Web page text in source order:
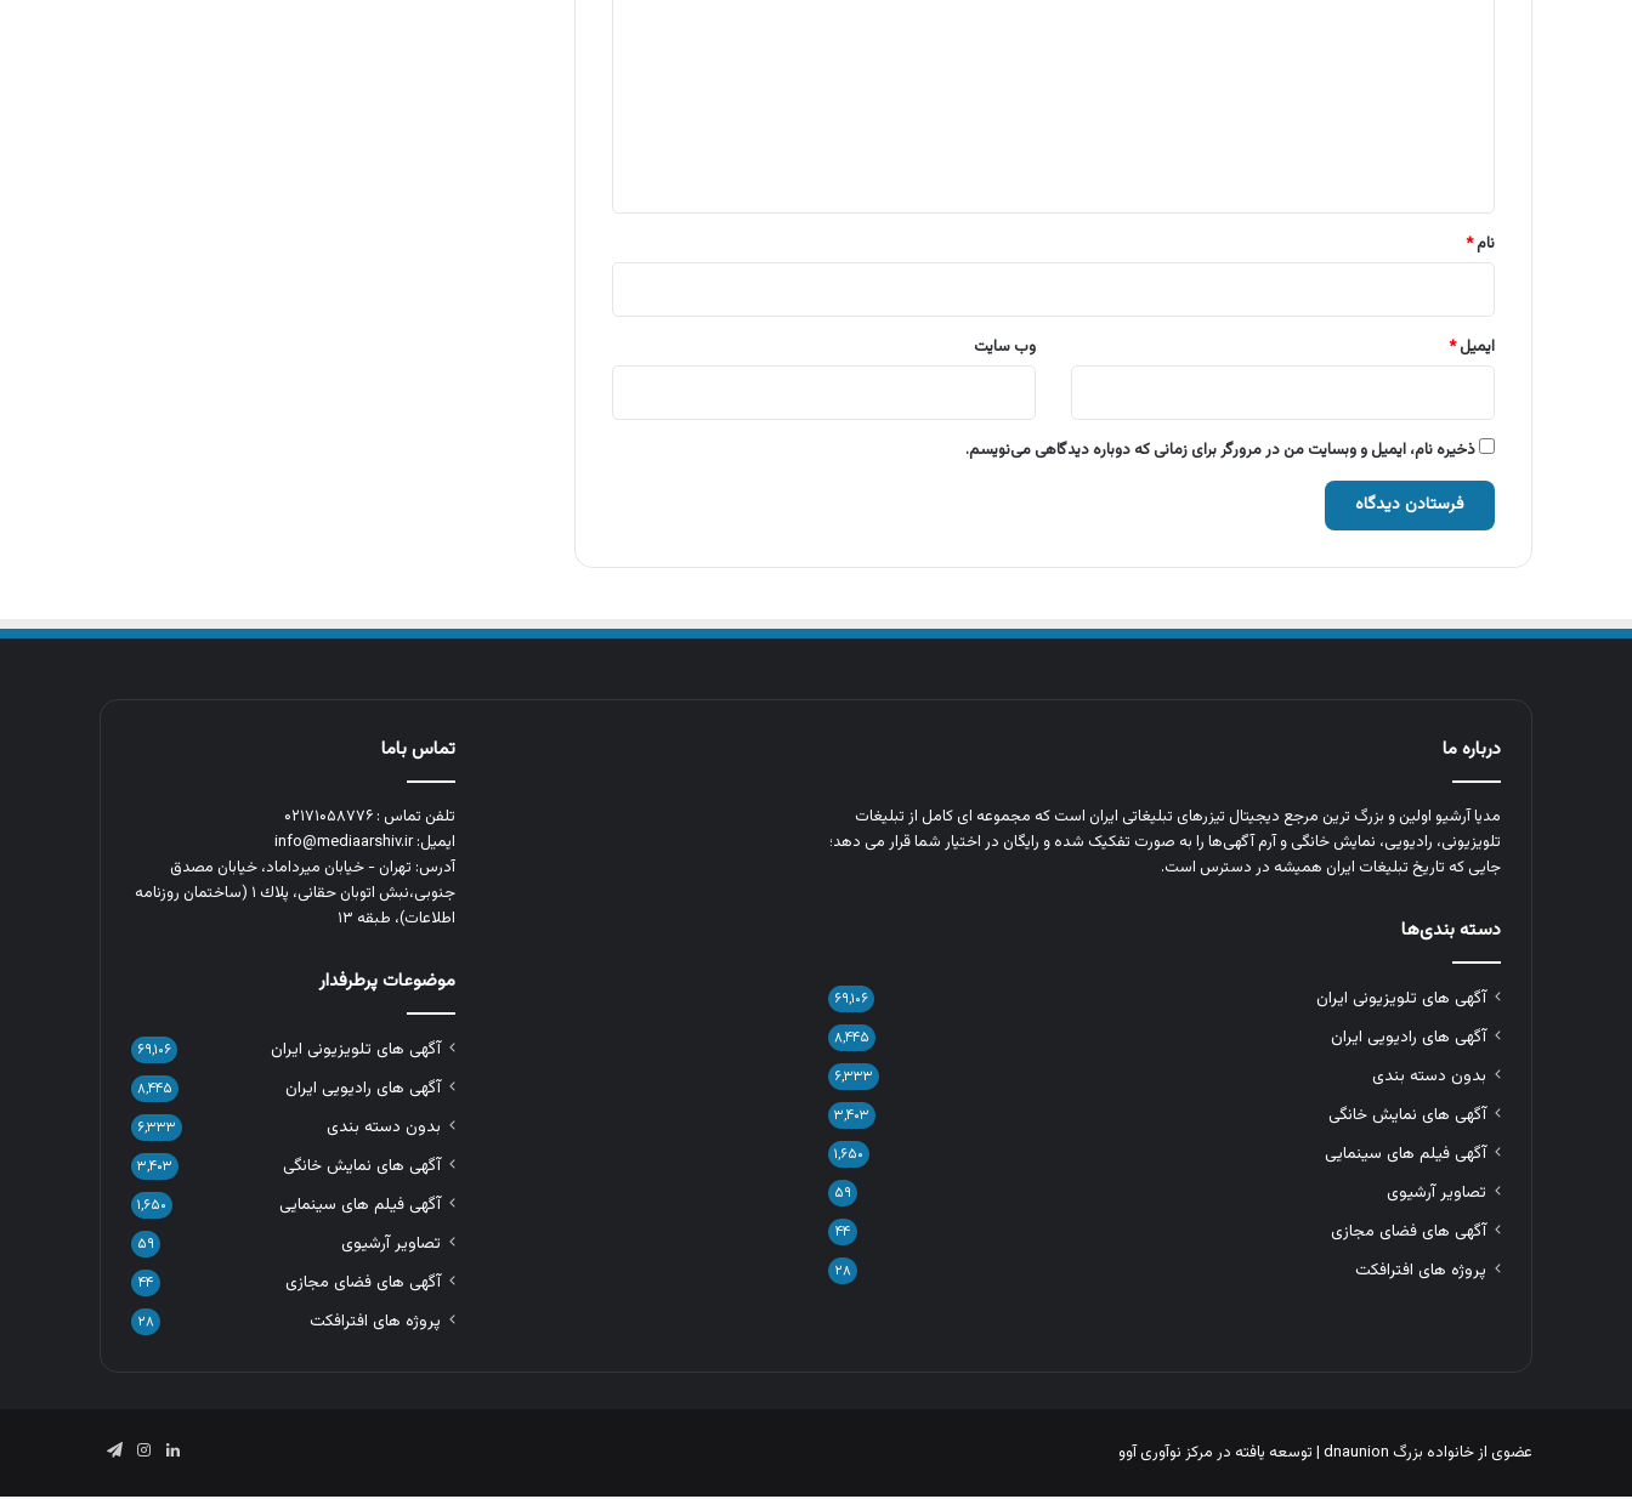
نام*
ایمیل* وب‌ سایت
ذخیره نام، ایمیل و وبسایت من در مرورگر برای زمانی که دوباره دیدگاهی می‌نویسم.
درباره ما
مدیا آرشیو اولین و بزرگ‌ ترین مرجع دیجیتال تیزرهای تبلیغاتی ایران است که مجموعه‌ ای کامل از تبلیغات
تلویزیونی، رادیویی، نمایش خانگی و آرم‌ آگهی‌ها را به‌ صورت تفکیک‌ شده و رایگان در اختیار شما قرار می‌ دهد؛
جایی که تاریخ تبلیغات ایران همیشه در دسترس است.
دسته بندی‌ها
آگهی های تلویزیونی ایران ۶۹,۱۰۶
آگهی های رادیویی ایران ۸,۴۴۵
بدون دسته بندی ۶,۳۳۳
آگهی های نمایش خانگی ۳,۴۰۳
آگهی فیلم های سینمایی ۱,۶۵۰
تصاویر آرشیوی ۵۹
آگهی های فضای مجازی ۴۴
پروژه های افترافکت ۲۸
تماس باما
تلفن تماس : ۰۲۱۷۱۰۵۸۷۷۶
ایمیل: info@mediaarshiv.ir
آدرس: تهران - خیابان میرداماد، خیابان مصدق
جنوبی،نبش اتوبان حقانی، پلاك ١ (ساختمان روزنامه
اطلاعات)، طبقه ۱۳
موضوعات پرطرفدار
آگهی های تلویزیونی ایران ۶۹,۱۰۶
آگهی های رادیویی ایران ۸,۴۴۵
بدون دسته بندی ۶,۳۳۳
آگهی های نمایش خانگی ۳,۴۰۳
آگهی فیلم های سینمایی ۱,۶۵۰
تصاویر آرشیوی ۵۹
آگهی های فضای مجازی ۴۴
پروژه های افترافکت ۲۸
عضوی از خانواده بزرگ dnaunion | توسعه یافته در مرکز نوآوری آوو لینکدیناینستاگرام
تلگرام